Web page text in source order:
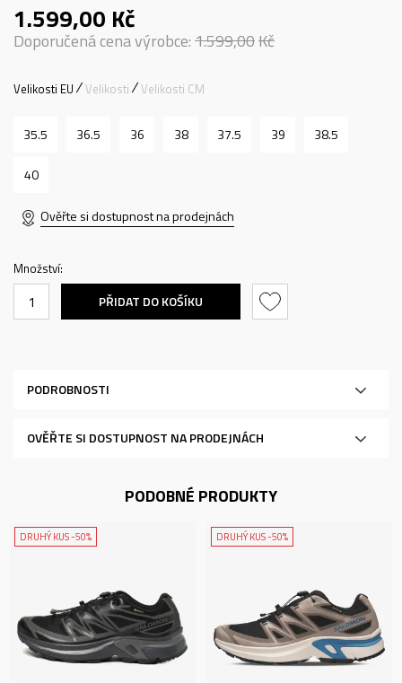
1.599,00 Kč
Doporučená cena výrobce:1.599,00Kč
Velikosti EU Velikosti Velikosti CM
35.5 36.5 36 38 37.5 39 38.5
40
Ověřte si dostupnost na prodejnách
Množství:
PŘIDAT DO KOŠÍKU
PODROBNOSTI
OVĚŘTE SI DOSTUPNOST NA PRODEJNÁCH
PODOBNÉ PRODUKTY
DRUHÝ KUS -50% DRUHÝ KUS -50%